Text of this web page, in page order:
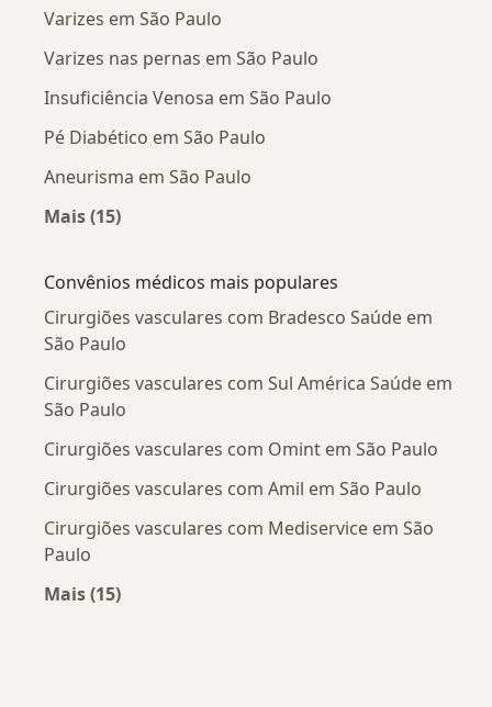
Varizes em São Paulo
Varizes nas pernas em São Paulo
Insuficiência Venosa em São Paulo
Pé Diabético em São Paulo
Aneurisma em São Paulo
Mais (15)
Convênios médicos mais populares
Cirurgiões vasculares com Bradesco Saúde em
São Paulo
Cirurgiões vasculares com Sul América Saúde em
São Paulo
Cirurgiões vasculares com Omint em São Paulo
Cirurgiões vasculares com Amil em São Paulo
Cirurgiões vasculares com Mediservice em São
Paulo
Mais (15)